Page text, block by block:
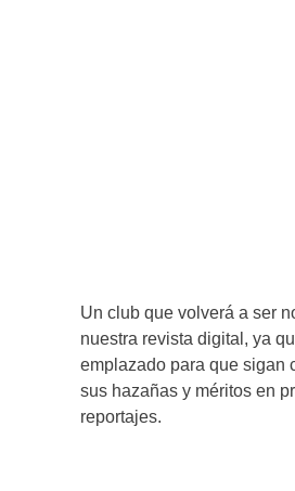
Un club que volverá a ser
nuestra revista digital, ya
emplazado para que sigan
sus hazañas y méritos en
reportajes.